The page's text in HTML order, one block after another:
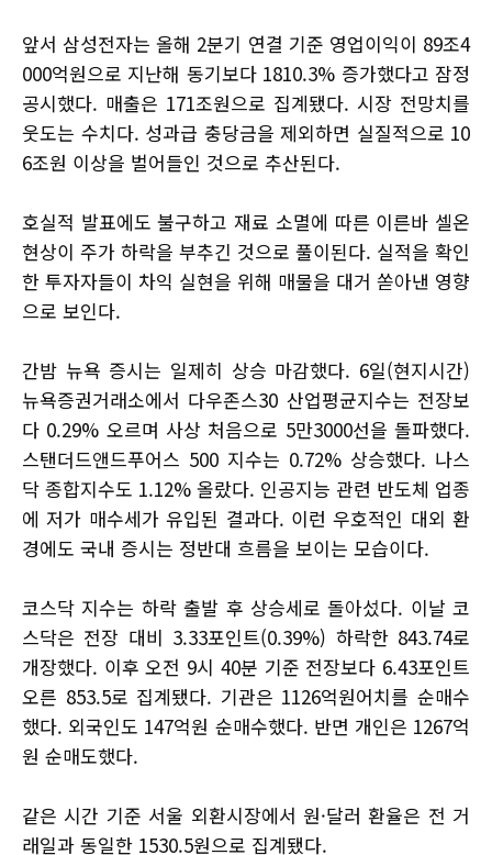
앞서 삼성전자는 올해 2분기 연결 기준 영업이익이 89조4
000억원으로 지난해 동기보다 1810.3% 증가했다고 잠정
공시했다. 매출은 171조원으로 집계됐다. 시장 전망치를
웃도는 수치다. 성과급 충당금을 제외하면 실질적으로 10
6조원 이상을 벌어들인 것으로 추산된다.
호실적 발표에도 불구하고 재료 소멸에 따른 이른바 셀온
현상이 주가 하락을 부추긴 것으로 풀이된다. 실적을 확인
한 투자자들이 차익 실현을 위해 매물을 대거 쏟아낸 영향
으로 보인다.
간밤 뉴욕 증시는 일제히 상승 마감했다. 6일(현지시간)
뉴욕증권거래소에서 다우존스30 산업평균지수는 전장보
다 0.29% 오르며 사상 처음으로 5만3000선을 돌파했다.
스탠더드앤드푸어스 500 지수는 0.72% 상승했다. 나스
닥 종합지수도 1.12% 올랐다. 인공지능 관련 반도체 업종
에 저가 매수세가 유입된 결과다. 이런 우호적인 대외 환
경에도 국내 증시는 정반대 흐름을 보이는 모습이다.
코스닥 지수는 하락 출발 후 상승세로 돌아섰다. 이날 코
스닥은 전장 대비 3.33포인트(0.39%) 하락한 843.74로
개장했다. 이후 오전 9시 40분 기준 전장보다 6.43포인트
오른 853.5로 집계됐다. 기관은 1126억원어치를 순매수
했다. 외국인도 147억원 순매수했다. 반면 개인은 1267억
원 순매도했다.
같은 시간 기준 서울 외환시장에서 원·달러 환율은 전 거
래일과 동일한 1530.5원으로 집계됐다.